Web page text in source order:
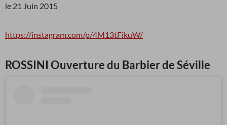
le 21 Juin 2015
https://instagram.com/p/4M13tFikuW/
ROSSINI Ouverture du Barbier de Séville